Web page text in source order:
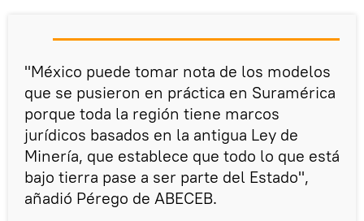
"México puede tomar nota de los modelos
que se pusieron en práctica en Suramérica
porque toda la región tiene marcos
jurídicos basados en la antigua Ley de
Minería, que establece que todo lo que está
bajo tierra pase a ser parte del Estado",
añadió Pérego de ABECEB.